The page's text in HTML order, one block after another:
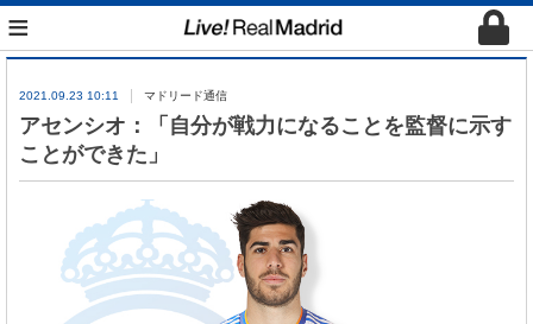
≡
2021.09.23 10:11 マドリード通信
アセンシオ：「自分が戦力になることを監督に示す
ことができた」